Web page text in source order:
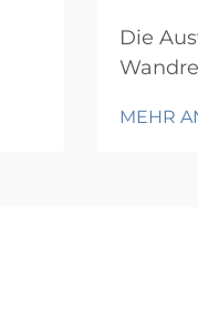
Die
Haus
MEHR